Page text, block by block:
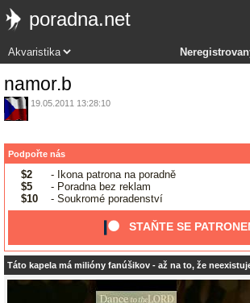
poradna.net
namor.b
19.05.2011 13:28:10
Podpořte nás
$2
- Ikona patrona na poradně
$5
- Poradna bez reklam
$10
- Soukromé poradenství
STAŇTE SE
Táto kapela má milióny fanúšikov - až na to, že